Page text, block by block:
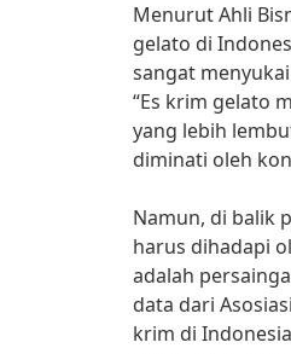
Menurut Ahli
gelato di
sangat
“Es krim gelato
yang lebih
diminati oleh
Namun, di balik
harus dihadapi
adalah
data dari
krim di